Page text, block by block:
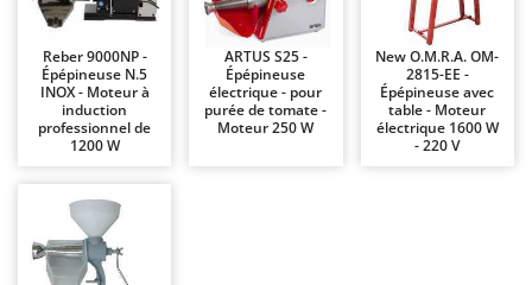
Coupe-branches
Couveuses à œufs
Cultivateurs Tiller à ressorts - Extirpateurs
Débroussailleuses
Décompacteurs agricoles
Découpeurs plasma
Déplaqueuses de gazon
Besser Vacuum
Bestway
Beta tools
Bissell
BlackStone
Blue Bird
Bomet
Reber 9000NP -
Épépineuse N.5
INOX - Moteur à
induction
professionnel de
1200 W
ARTUS S25 -
Épépineuse
électrique - pour
purée de tomate -
Moteur 250 W
New O.M.R.A. OM-
2815-EE -
Épépineuse avec
table - Moteur
électrique 1600 W
- 220 V